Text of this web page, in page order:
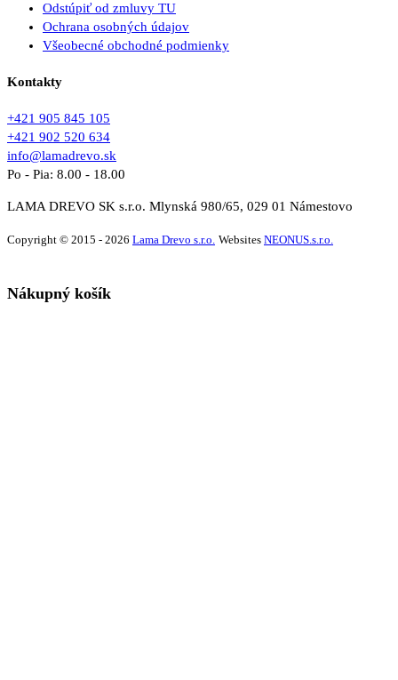
Odstúpiť od zmluvy TU
Ochrana osobných údajov
Všeobecné obchodné podmienky
Kontakty
+421 905 845 105
+421 902 520 634
info@lamadrevo.sk
Po - Pia: 8.00 - 18.00
LAMA DREVO SK s.r.o. Mlynská 980/65, 029 01 Námestovo
Copyright © 2015 - 2026 Lama Drevo s.r.o. Websites NEONUS.s.r.o.
Nákupný košík